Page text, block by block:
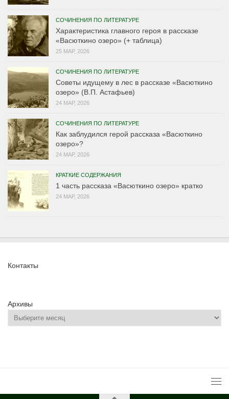
СОЧИНЕНИЯ ПО ЛИТЕРАТУРЕ
Характеристика главного героя в рассказе
«Васюткино озеро» (+ таблица)
25 МАР, 2026
СОЧИНЕНИЯ ПО ЛИТЕРАТУРЕ
Советы идущему в лес в рассказе «Васюткино
озеро» (В.П. Астафьев)
24 МАР, 2026
СОЧИНЕНИЯ ПО ЛИТЕРАТУРЕ
Как заблудился герой рассказа «Васюткино
озеро»?
24 МАР, 2026
КРАТКИЕ СОДЕРЖАНИЯ
1 часть рассказа «Васюткино озеро» кратко
24 МАР, 2026
Контакты
Архивы